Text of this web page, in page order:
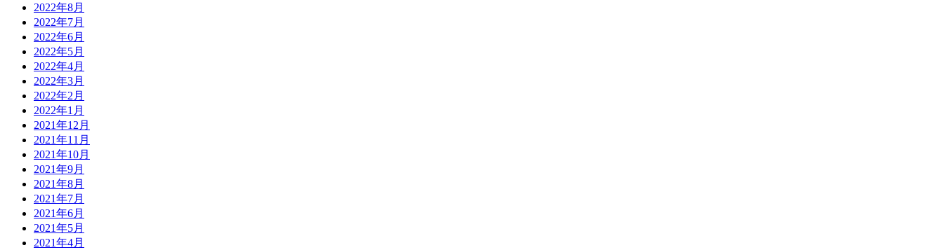
2022年8月
2022年7月
2022年6月
2022年5月
2022年4月
2022年3月
2022年2月
2022年1月
2021年12月
2021年11月
2021年10月
2021年9月
2021年8月
2021年7月
2021年6月
2021年5月
2021年4月